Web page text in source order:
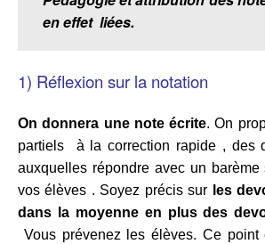
en effet liées.
1) Réflexion sur la notation
On donnera une note écrite. On
partiels à la correction rapide , des
auxquelles répondre avec un
vos élèves . Soyez précis sur les
dans la moyenne en plus des
Vous prévenez les élèves. Ce point